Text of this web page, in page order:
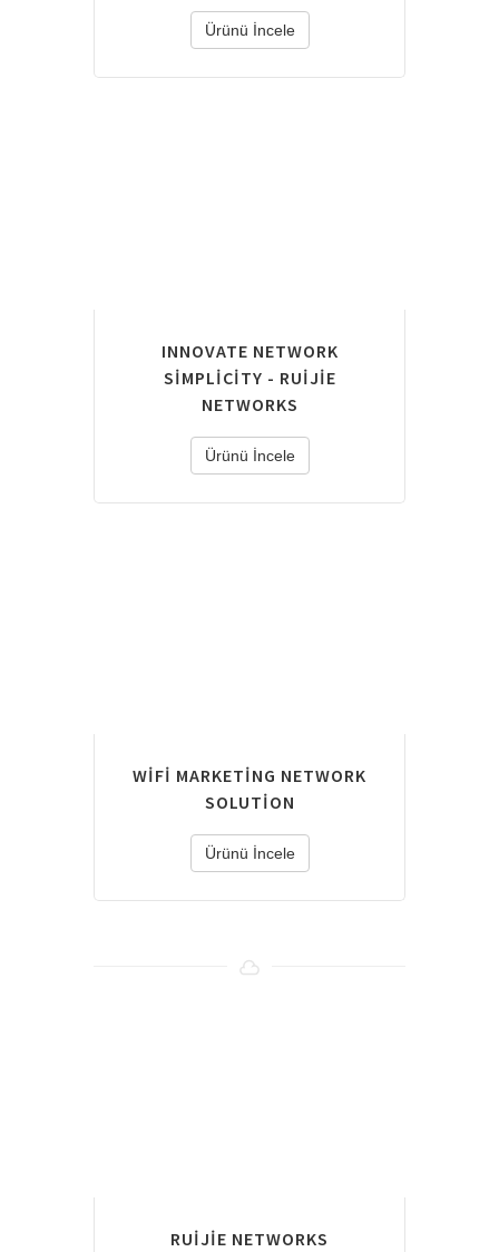
Ürünü İncele
INNOVATE NETWORK
SIMPLICITY - RUIJIE
NETWORKS
Ürünü İncele
WIFI MARKETING NETWORK
SOLUTION
Ürünü İncele
RUIJIE NETWORKS